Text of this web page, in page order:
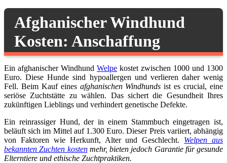
Afghanischer Windhund
Kosten: Anschaffung
Ein afghanischer Windhund Welpe kostet zwischen 1000 und 1300
Euro. Diese Hunde sind hypoallergen und verlieren daher wenig
Fell. Beim Kauf eines afghanischen Windhunds ist es crucial, eine
seriöse Zuchtstätte zu wählen. Das sichert die Gesundheit Ihres
zukünftigen Lieblings und verhindert genetische Defekte.
Ein reinrassiger Hund, der in einem Stammbuch eingetragen ist,
beläuft sich im Mittel auf 1.300 Euro. Dieser Preis variiert, abhängig
von Faktoren wie Herkunft, Alter und Geschlecht. Welpen aus
bekannten Zuchten kostenmehr, bieten jedoch Garantie für gesunde
Elterntiere und ethische Zuchtpraktiken.